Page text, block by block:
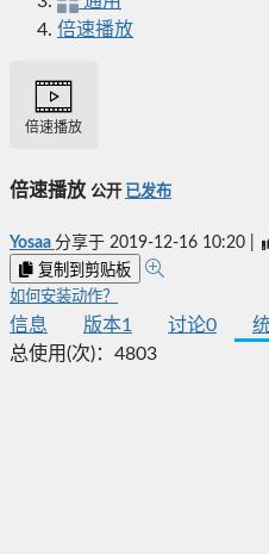
倍速播放
倍速播放
倍速播放 公开 已发布
Yosaa 分享于 2019-12-16 10:20
复制到剪贴板
如何安装动作？
信息 版本1 讨论0
总使用(次)： 4803